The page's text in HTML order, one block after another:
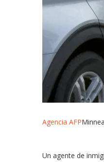
Agencia AFP
Un agente de